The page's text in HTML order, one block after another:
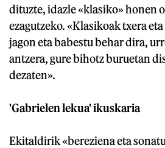
dituzte, idazle «klasiko» honen
ezagutzeko. «Klasikoak txera
jagon eta babestu behar dira,
antzera, gure bihotz buruetan
dezaten».
'Gabrielen lekua' ikuskaria
Ekitaldirik «bereziena eta